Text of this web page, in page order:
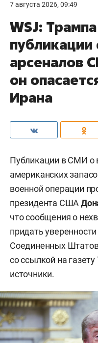
7 августа 2026, 09:49
WSJ:
арсеналов
он
Ирана
Публикации в СМИ о
американских
военной операции
президента США
что сообщения о
придать
Соединенных
со ссылкой на
источники.